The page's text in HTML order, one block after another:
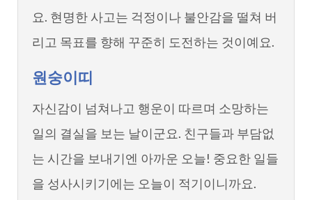
요. 현명한 사고는 걱정이나 불안감을 떨쳐 버
리고 목표를 향해 꾸준히 도전하는 것이예요.
원숭이띠
자신감이 넘쳐나고 행운이 따르며 소망하는
일의 결실을 보는 날이군요. 친구들과 부담없
는 시간을 보내기엔 아까운 오늘! 중요한 일들
을 성사시키기에는 오늘이 적기이니까요.